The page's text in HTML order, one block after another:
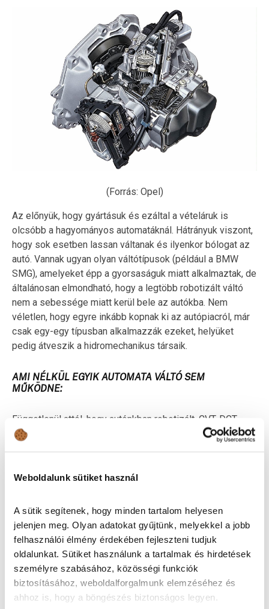
Weboldalunk sütiket használ
A sütik segítenek, hogy minden tartalom helyesen
jelenjen meg. Olyan adatokat gyűjtünk, melyekkel a jobb
felhasználói élmény érdekében fejleszteni tudjuk
oldalunkat. Sütiket használunk a tartalmak és hirdetések
személyre szabásához, közösségi funkciók
biztosításához, weboldalforgalmunk elemzéséhez és
ahhoz is, hogy a böngészés biztonságos legyen.
(Forrás: Opel)
Az előnyük, hogy gyártásuk és ezáltal a vételáruk is
olcsóbb a hagyományos automatáknál. Hátrányuk viszont,
hogy sok esetben lassan váltanak és ilyenkor bólogat az
autó. Vannak ugyan olyan váltótípusok (például a BMW
SMG), amelyeket épp a gyorsaságuk miatt alkalmaztak, de
általánosan elmondható, hogy a legtöbb robotizált váltó
nem a sebessége miatt kerül bele az autókba. Nem
véletlen, hogy egyre inkább kopnak ki az autópiacról, már
csak egy-egy típusban alkalmazzák ezeket, helyüket
pedig átveszik a hidromechanikus társaik.
AMI NÉLKÜL EGYIK AUTOMATA VÁLTÓ SEM
MŰKÖDNE:
Függetlenül attól, hogy autónkban robotizált, CVT, DCT
vagy bolygóműves automata váltó van, ha az elmúlt 20
ellátott gépjárműben a váltóvezérlő elképesztően sok
sebességét, a motor fordulatszámának állását, a váltóolaj,
a hűtőfolyadék és a külső levegő hőmérsékletét, de sok
esetben még arról is képe van, hogy hányan ülnek az
autóban és milyen úton halad (egyenes, emelkedő vagy
épp szerpentin) a sofőr.
MIBŐL VEHETŐ ÉSZRE, HA GOND VAN?